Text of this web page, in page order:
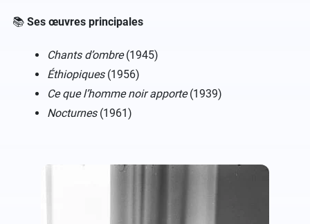
📚 Ses œuvres principales
Chants d’ombre(1945)
Éthiopiques(1956)
Ce que l’homme noir apporte(1939)
Nocturnes(1961)